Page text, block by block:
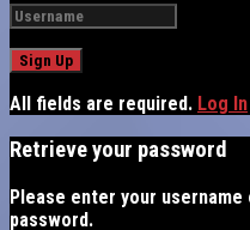
All fields are required. Log In
Retrieve your password
Please enter your
password.